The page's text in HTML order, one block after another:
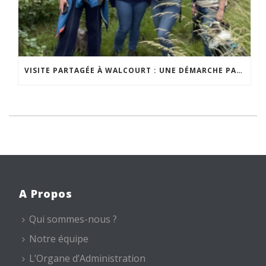
VISITE PARTAGÉE À WALCOURT : UNE DÉMARCHE PARTICIPATIVE ANIMÉE PAR ESPACE ENVIRONNEMENT
A Propos
Qui sommes-nous ?
Notre équipe
L’Organe d’Administration